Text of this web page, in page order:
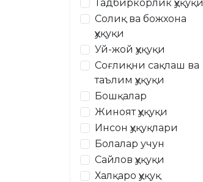
Тадбиркорлик ҳуқуқи
Солиқ ва божхона
ҳуқуқи
Уй-жой ҳуқуқи
Соғлиқни сақлаш ва
таълим ҳуқуқи
Бошқалар
Жиноят ҳуқуқи
Инсон ҳуқуқлари
Болалар учун
Сайлов ҳуқуқи
Халқаро ҳуқуқ